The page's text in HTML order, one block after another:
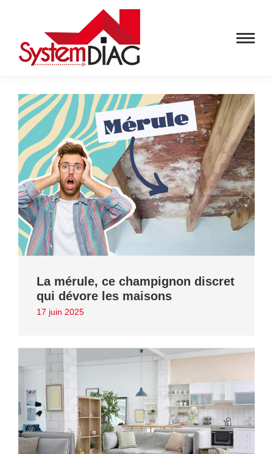
La mérule, ce champignon discret
qui dévore les maisons
17 juin 2025